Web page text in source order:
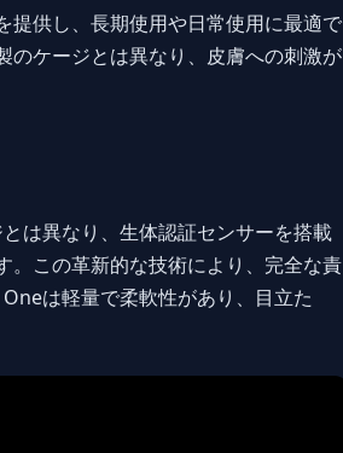
提供し、長期使用や日常使用に最適で
のケージとは異なり、皮膚への刺激が
は異なり、生体認証センサーを搭載
。この革新的な技術により、完全な責
は軽量で柔軟性があり、目立た